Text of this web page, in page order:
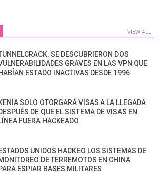
VIEW ALL
SE DESCUBRIERON DOS
GRAVES EN LAS VPN QUE
ESTADO INACTIVAS DESDE 1996
SOLO OTORGARÁ VISAS A LA LLEGADA
DE QUE EL SISTEMA DE VISAS EN
FUERA HACKEADO
UNIDOS HACKEO LOS SISTEMAS DE
DE TERREMOTOS EN CHINA
ESPIAR BASES MILITARES